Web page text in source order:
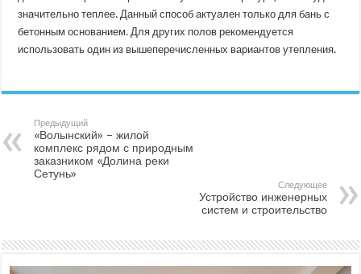
значительно теплее. Данный способ актуален только для бань с
бетонным основанием. Для других полов рекомендуется
использовать один из вышеперечисленных вариантов утепления.
Предыдущий
«Волынский» – жилой
комплекс рядом с природным
заказником «Долина реки
Сетунь»
Следующее
Устройство инженерных
систем и строительство